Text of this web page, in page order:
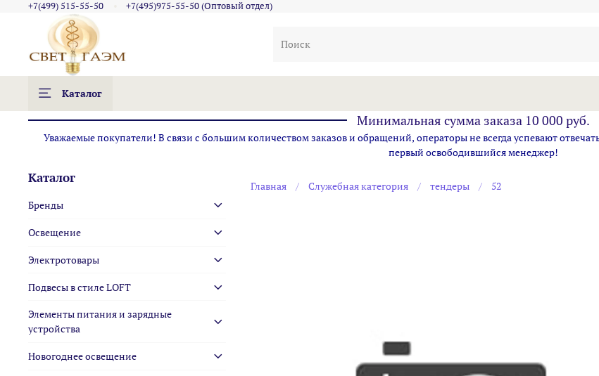
+7(499) 515-55-50 +7(495)975-55-50 (Оптовый отдел)
Каталог
Минимальная сумма заказа 10 000 руб.
Уважаемые покупатели! В связи с большим количеством заказов и обращений, операторы не всегда успевают
первый освободившийся менеджер!
Главная Служебная категория тендеры 52
Каталог
Бренды
Освещение
Электротовары
Подвесы в стиле LOFT
Элементы питания и зарядные
устройства
Новогоднее освещение